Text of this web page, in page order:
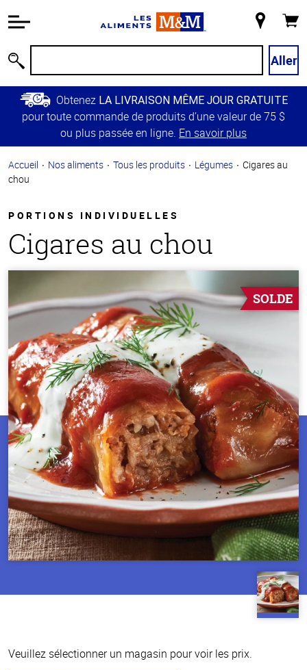
relative à
Passer
contenu
principal
Retour à
principale
magasin
Aller
Obtenez LA LIVRAISON MÊME JOUR GRATUITE
pour toute commande de produits d’une valeur de 75 $
ou plus passée en ligne. En savoir plus
Accueil Nos aliments Tous les produits Légumes
Cigares au
chou
PORTIONS INDIVIDUELLES
Cigares au chou
SOLDE
Veuillez sélectionner un magasin pour voir les prix.